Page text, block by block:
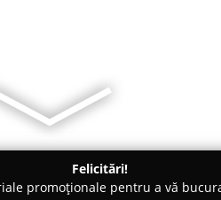
Felicitări!
promoționale pentru a vă